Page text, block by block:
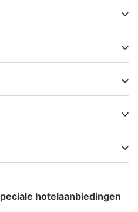
hotelaanbiedingen